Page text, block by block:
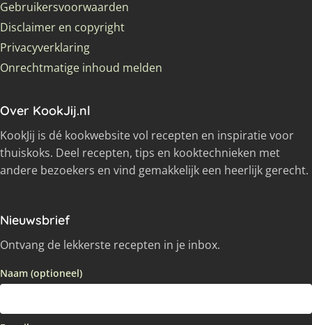
Gebruikersvoorwaarden
Disclaimer en copyright
Privacyverklaring
Onrechtmatige inhoud melden
Over KookJij.nl
KookJij is dé kookwebsite vol recepten en inspiratie voor
thuiskoks. Deel recepten, tips en kooktechnieken met
andere bezoekers en vind gemakkelijk een heerlijk gerecht.
Nieuwsbrief
Ontvang de lekkerste recepten in je inbox.
Naam (optioneel)